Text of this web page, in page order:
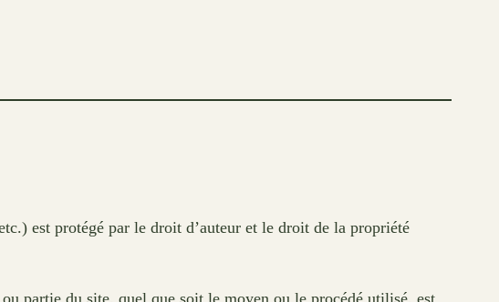
est protégé par le droit d’auteur et le droit de la propriété
partie du site, quel que soit le moyen ou le procédé utilisé, est